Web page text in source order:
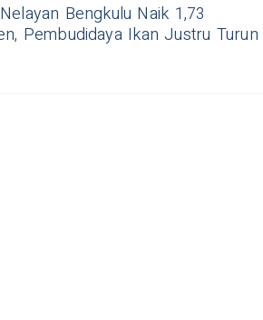
Bengkulu Naik 1,73
Pembudidaya Ikan Justru Turun